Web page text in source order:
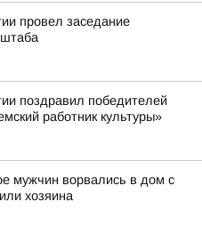
провел заседание
поздравил победителей
работник культуры»
мужчин ворвались в дом с
хозяина